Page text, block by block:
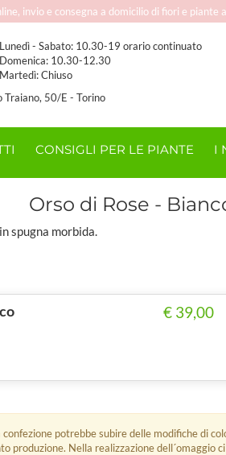
invio e consegna a domicilio di fiori e piante
Lunedì - Sabato: 10.30-19 orario continuato
Domenica: 10.30-12.30
Martedì: Chiuso
Traiano, 50/E - Torino
CONSIGLI PER LE PIANTE I
Orso di Rose -
spugna morbida.
€ 39,00
potrebbe subire delle modifiche di
produzione. Nella realizzazione dell´omaggio